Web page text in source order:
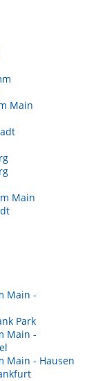
Main
Main
Main -
Park
Main -
Main - Hausen